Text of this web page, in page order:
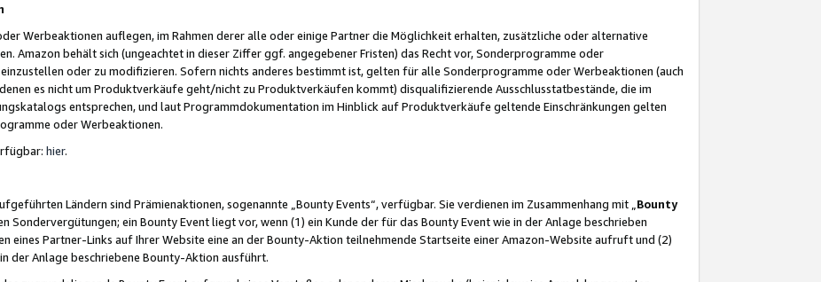
Werbeaktionen auflegen, im Rahmen derer alle oder einige Partner die Möglichkeit erhalten, zusätzliche oder alternative
Amazon behält sich (ungeachtet in dieser Ziffer ggf. angegebener Fristen) das Recht vor, Sonderprogramme oder
oder zu modifizieren. Sofern nichts anderes bestimmt ist, gelten für alle Sonderprogramme oder Werbeaktionen (auch
es nicht um Produktverkäufe geht/nicht zu Produktverkäufen kommt) disqualifizierende Ausschlusstatbestände, die im
entsprechen, und laut Programmdokumentation im Hinblick auf Produktverkäufe geltende Einschränkungen gelten
oder Werbeaktionen.
hier.
Ländern sind Prämienaktionen, sogenannte „Bounty Events“, verfügbar. Sie verdienen im Zusammenhang mit „ Bounty
Sondervergütungen; ein Bounty Event liegt vor, wenn (1) ein Kunde der für das Bounty Event wie in der Anlage beschrieben
eines Partner-Links auf Ihrer Website eine an der Bounty-Aktion teilnehmende Startseite einer Amazon-Website aufruft und (2)
der Anlage beschriebene Bounty-Aktion ausführt.